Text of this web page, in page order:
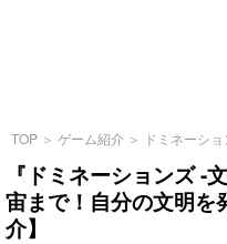
TOP ＞ ゲーム紹介 ＞ ドミネーシ
『ドミネーションズ -
宙まで！自分の文明を
介】